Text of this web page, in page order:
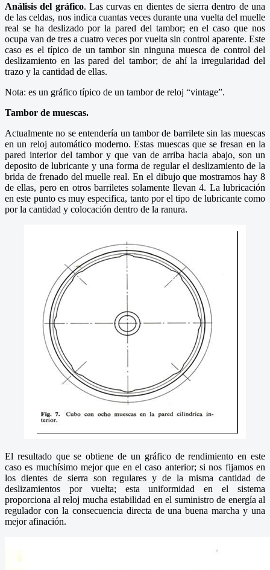
Análisis del gráfico. Las curvas en dientes de sierra dentro de una
de las celdas, nos indica cuantas veces durante una vuelta del muelle
real se ha deslizado por la pared del tambor; en el caso que nos
ocupa van de tres a cuatro veces por vuelta sin control aparente. Este
caso es el típico de un tambor sin ninguna muesca de control del
deslizamiento en las pared del tambor; de ahí la irregularidad del
trazo y la cantidad de ellas.
Nota: es un gráfico típico de un tambor de reloj “vintage”.
Tambor de muescas.
Actualmente no se entendería un tambor de barrilete sin las muescas
en un reloj automático moderno. Estas muescas que se fresan en la
pared interior del tambor y que van de arriba hacia abajo, son un
deposito de lubricante y una forma de regular el deslizamiento de la
brida de frenado del muelle real. En el dibujo que mostramos hay 8
de ellas, pero en otros barriletes solamente llevan 4. La lubricación
en este punto es muy especifica, tanto por el tipo de lubricante como
por la cantidad y colocación dentro de la ranura.
El resultado que se obtiene de un gráfico de rendimiento en este
caso es muchísimo mejor que en el caso anterior; si nos fijamos en
los dientes de sierra son regulares y de la misma cantidad de
deslizamientos por vuelta; esta uniformidad en el sistema
proporciona al reloj mucha estabilidad en el suministro de energía al
regulador con la consecuencia directa de una buena marcha y una
mejor afinación.